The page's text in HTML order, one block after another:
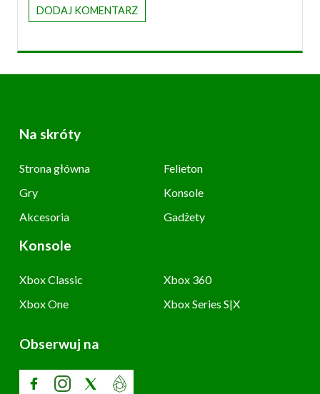
Na skróty
Strona główna
Felieton
Gry
Konsole
Akcesoria
Gadżety
Konsole
Xbox Classic
Xbox 360
Xbox One
Xbox Series S|X
Obserwuj na